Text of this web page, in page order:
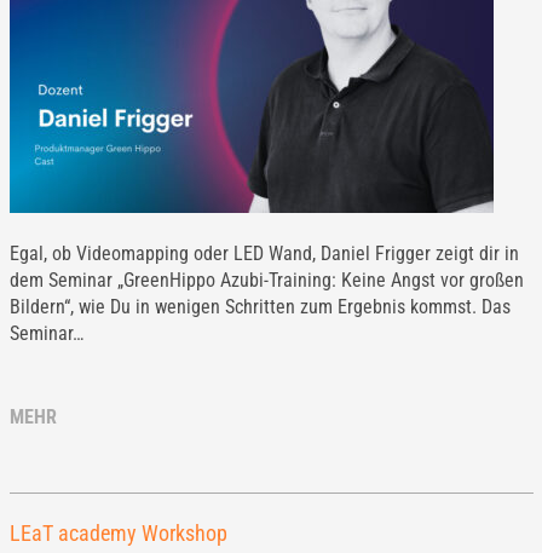
Egal, ob Videomapping oder LED Wand, Daniel Frigger zeigt dir in
dem Seminar „GreenHippo Azubi-Training: Keine Angst vor großen
Bildern“, wie Du in wenigen Schritten zum Ergebnis kommst. Das
Seminar…
MEHR
LEaT academy Workshop